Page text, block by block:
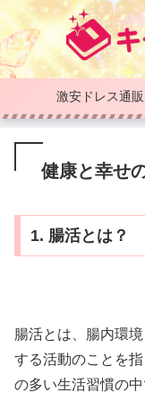
激安ドレス通販
健康と幸せ
1. 腸活とは？
腸活とは、腸内環
する活動のことを
の多い生活習慣の